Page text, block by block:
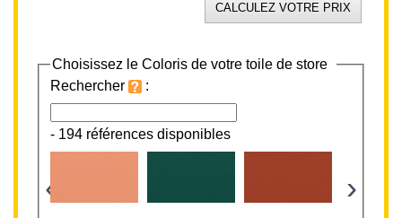
Choisissez le Coloris de votre toile de store
Rechercher
:
- 194 références disponibles
‹ ›